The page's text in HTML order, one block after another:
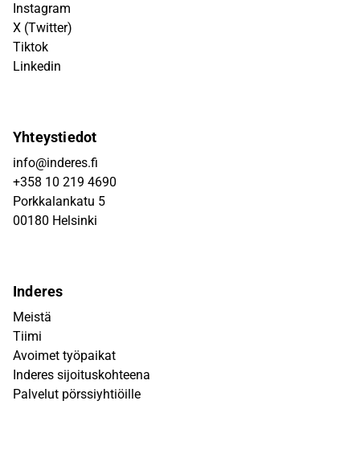
Instagram
X (Twitter)
Tiktok
Linkedin
Yhteystiedot
info@inderes.fi
+358 10 219 4690
Porkkalankatu 5
00180 Helsinki
Inderes
Meistä
Tiimi
Avoimet työpaikat
Inderes sijoituskohteena
Palvelut pörssiyhtiöille